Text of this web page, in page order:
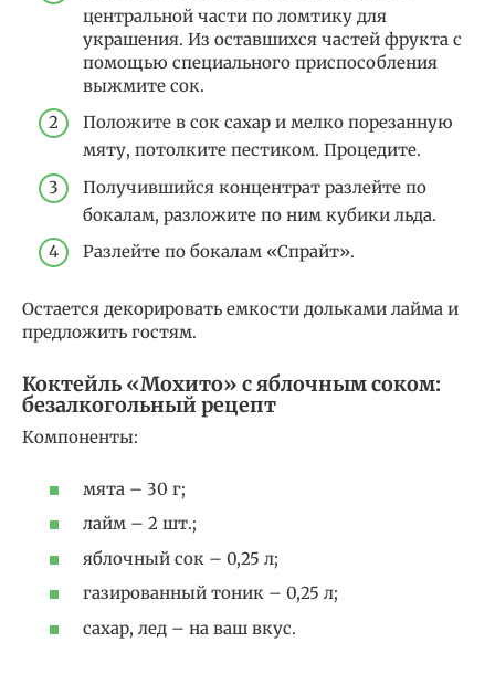
центральной части по ломтику для
украшения. Из оставшихся частей фрукта с
помощью специального приспособления
выжмите сок.
Положите в сок сахар и мелко порезанную
мяту, потолките пестиком. Процедите.
Получившийся концентрат разлейте по
бокалам, разложите по ним кубики льда.
Разлейте по бокалам «Спрайт».
Остается декорировать емкости дольками лайма и
предложить гостям.
Коктейль «Мохито» с яблочным соком:
безалкогольный рецепт
Компоненты:
мята – 30 г;
лайм – 2 шт.;
яблочный сок – 0,25 л;
газированный тоник – 0,25 л;
сахар, лед – на ваш вкус.